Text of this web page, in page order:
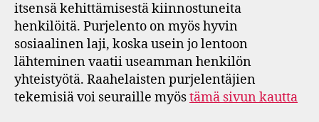
itsensä kehittämisestä kiinnostuneita
henkilöitä. Purjelento on myös hyvin
sosiaalinen laji, koska usein jo lentoon
lähteminen vaatii useamman henkilön
yhteistyötä. Raahelaisten purjelentäjien
tekemisiä voi seuraille myöstämä sivun kautta